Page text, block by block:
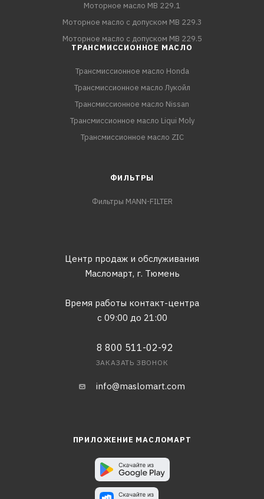
Моторное масло MB 229.1
Моторное масло с допуском MB 229.3
Моторное масло с допуском MB 229.5
ТРАНСМИССИОННОЕ МАСЛО
Трансмиссионное масло Honda
Трансмиссионное масло Лукойл
Трансмиссионное масло Nissan
Трансмиссионное масло Liqui Moly
Трансмиссионное масло ZIC
ФИЛЬТРЫ
Фильтры MANN-FILTER
Центр продаж и обслуживания
Масломарт, г. Тюмень
Время работы контакт-центра
с 09:00 до 21:00
8 800 511-02-92
ЗАКАЗАТЬ ЗВОНОК
info@maslomart.com
ПРИЛОЖЕНИЕ МАСЛОМАРТ